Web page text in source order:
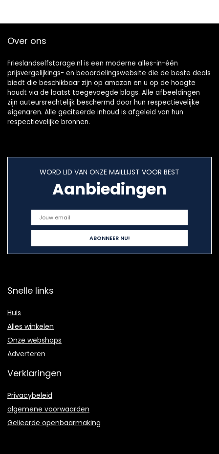
Over ons
Frieslandselfstorage.nl is een moderne alles-in-één
prijsvergelijkings- en beoordelingswebsite die de beste deals
biedt die beschikbaar zijn op amazon en u op de hoogte
houdt via de laatst toegevoegde blogs. Alle afbeeldingen
zijn auteursrechtelijk beschermd door hun respectievelijke
eigenaren. Alle geciteerde inhoud is afgeleid van hun
respectievelijke bronnen.
WORD LID VAN ONZE MAILLIJST VOOR BEST
Aanbiedingen
Snelle links
Huis
Alles winkelen
Onze webshops
Adverteren
Verklaringen
Privacybeleid
algemene voorwaarden
Gelieerde openbaarmaking